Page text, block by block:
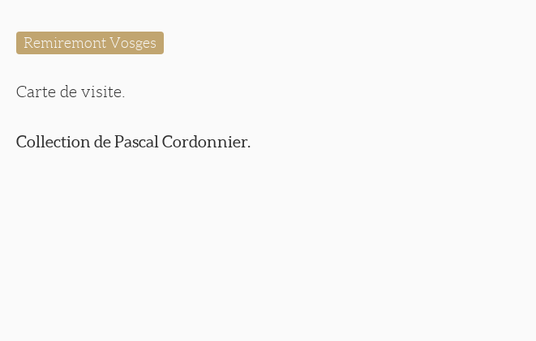
Remiremont Vosges
Carte de visite.
Collection de Pascal Cordonnier.